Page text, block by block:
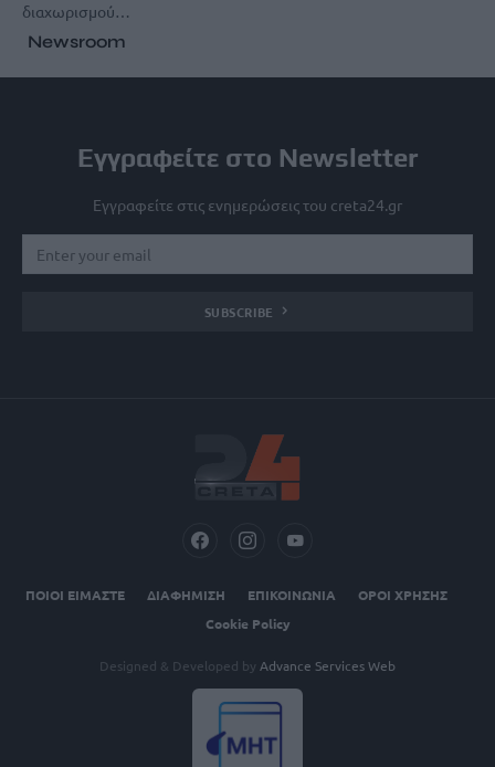
διαχωρισμού…
Newsroom
Εγγραφείτε στο Newsletter
Εγγραφείτε στις ενημερώσεις του creta24.gr
SUBSCRIBE
ΠΟΙΟΙ ΕΙΜΑΣΤΕ ΔΙΑΦΗΜΙΣΗ ΕΠΙΚΟΙΝΩΝΙΑ
ΟΡΟΙ ΧΡΗΣΗΣ
Cookie Policy
Designed & Developed by Advance Services Web